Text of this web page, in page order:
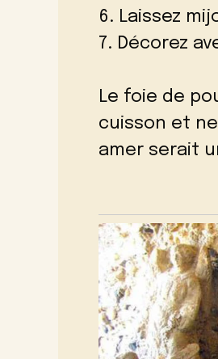
6. Laissez
7. Décorez
Le foie de
cuisson et
amer serait